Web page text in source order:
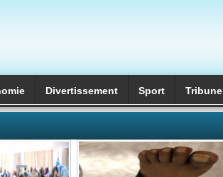
Divertissement Sport Tribune